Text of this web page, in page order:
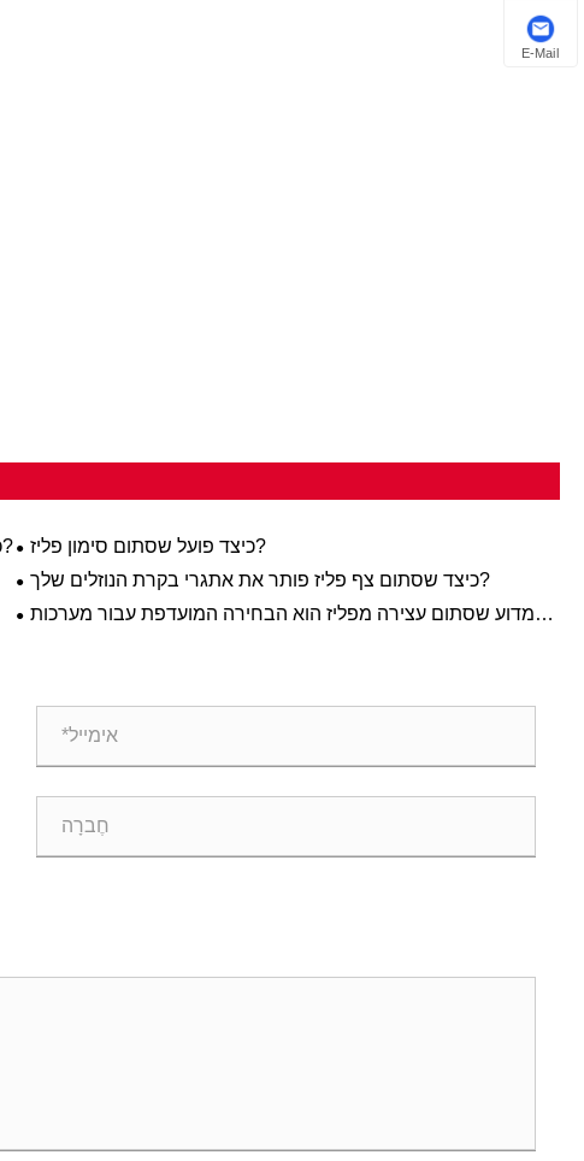
כיצד שסתומי ברונזה יכולים לשפר את המערכות התעשייתיות שלך?
כיצד פועל שסתום סימון פליז?
כיצד שסתום צף פליז פותר את אתגרי בקרת הנוזלים שלך?
מדוע שסתום עצירה מפליז הוא הבחירה המועדפת עבור מערכות
E-Mail